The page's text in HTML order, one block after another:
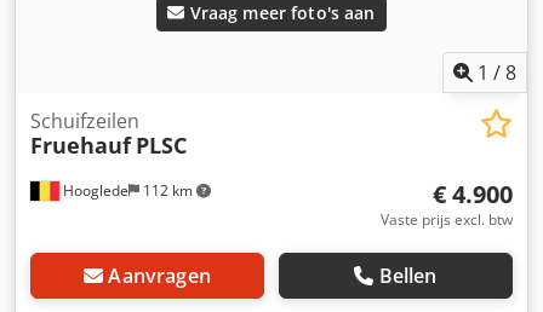
Vraag meer foto's aan
1 /8
Hooglede 112 km
Schuifzeilen
Fruehauf PLSC
€ 4.900
Vaste prijs excl. btw
Aanvragen Bellen